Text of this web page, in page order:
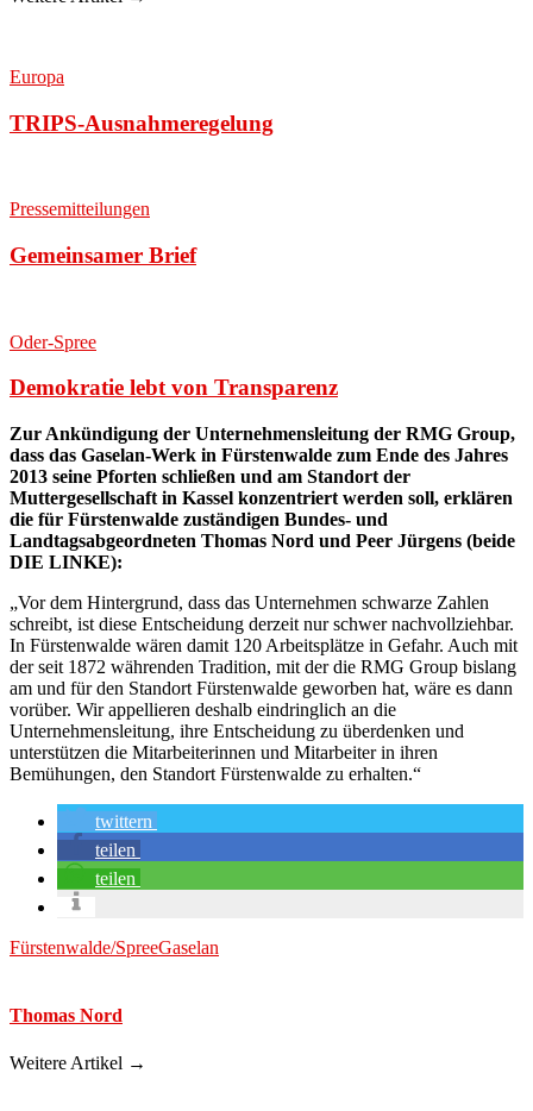
Europa
TRIPS-Ausnahmeregelung
Pressemitteilungen
Gemeinsamer Brief
Oder-Spree
Demokratie lebt von Transparenz
Zur Ankündigung der Unternehmensleitung der RMG Group,
dass das Gaselan-Werk in Fürstenwalde zum Ende des Jahres
2013 seine Pforten schließen und am Standort der
Muttergesellschaft in Kassel konzentriert werden soll, erklären
die für Fürstenwalde zuständigen Bundes- und
Landtagsabgeordneten Thomas Nord und Peer Jürgens (beide
DIE LINKE):
„Vor dem Hintergrund, dass das Unternehmen schwarze Zahlen
schreibt, ist diese Entscheidung derzeit nur schwer nachvollziehbar.
In Fürstenwalde wären damit 120 Arbeitsplätze in Gefahr. Auch mit
der seit 1872 währenden Tradition, mit der die RMG Group bislang
am und für den Standort Fürstenwalde geworben hat, wäre es dann
vorüber. Wir appellieren deshalb eindringlich an die
Unternehmensleitung, ihre Entscheidung zu überdenken und
unterstützen die Mitarbeiterinnen und Mitarbeiter in ihren
Bemühungen, den Standort Fürstenwalde zu erhalten.“
twittern
teilen
teilen
Fürstenwalde/SpreeGaselan
Thomas Nord
Weitere Artikel →